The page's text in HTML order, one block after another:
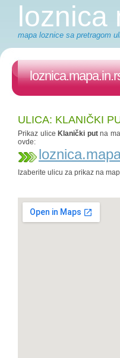
loznica
mapa loznice sa pretragom
ULICA: KLANIČKI
Prikaz ulice Klanički putna
ovde:
Izaberite ulicu za prikaz na